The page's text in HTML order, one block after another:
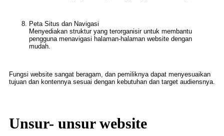
Peta Situs dan Navigasi
Menyediakan struktur yang terorganisir untuk membantu
pengguna menavigasi halaman-halaman website dengan
mudah.
Fungsi website sangat beragam, dan pemiliknya dapat menyesuaikan
tujuan dan kontennya sesuai dengan kebutuhan dan target audiensnya.
Unsur- unsur website